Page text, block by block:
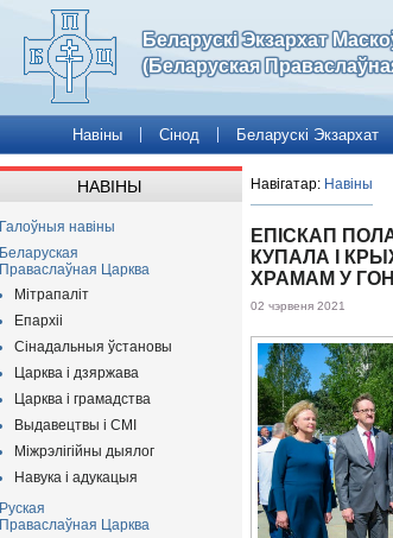
Беларускі Экзархат
(Беларуская
Навіны Сінод Беларускі Экзархат
НАВІНЫ
Галоўныя навіны
Беларуская
Праваслаўная Царква
Мітрапаліт
Епархіі
Сінадальныя ўстановы
Царква і дзяржава
Царква і грамадства
Выдавецтвы і СМІ
Міжрэлігійны дыялог
Навука і адукацыя
Руская
Праваслаўная Царква
Навігатар: Навіны
ЕПІСКАП
КУПАЛА І
ХРАМАМ У
02 чэрвеня 2021